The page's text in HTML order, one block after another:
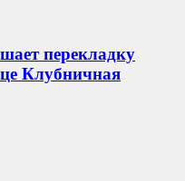
перекладку
Клубничная